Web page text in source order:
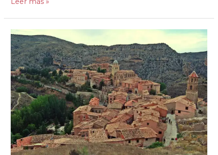
¿Has
estado?
Los
20
pueblos
más
bonitos
de
España
(Primera
parte)